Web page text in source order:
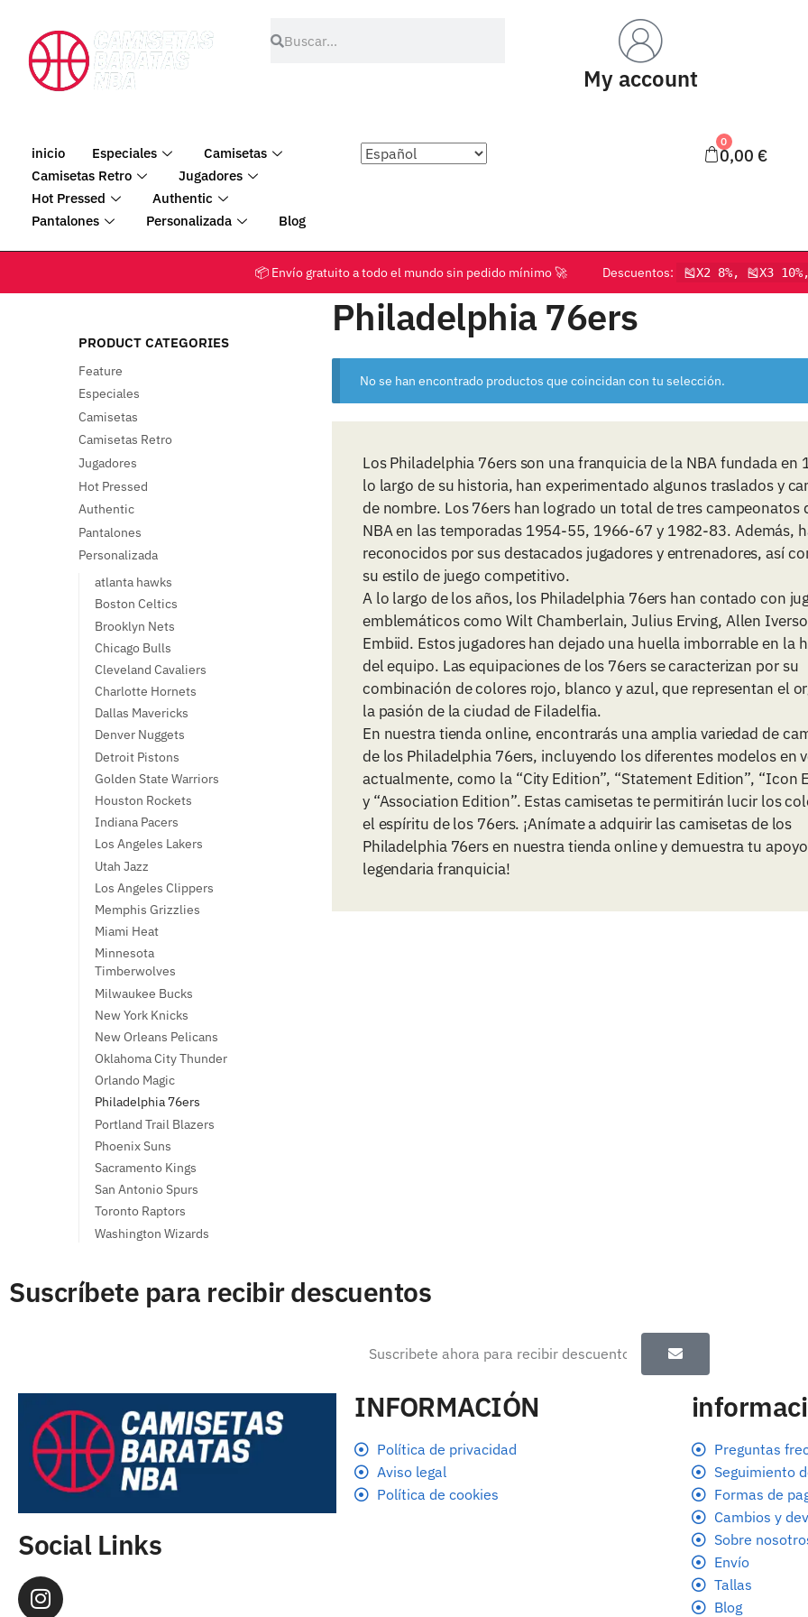
My account
inicio Especiales
Camisetas
Camisetas Retro
Jugadores
Hot Pressed
Authentic
Pantalones
Personalizada Blog
0
0,00 €
📦 Envío gratuito a todo el mundo sin pedido mínimo 🚀 Descuentos: 🎽X2 8%, 🎽X3
Philadelphia 76ers
Los Philadelphia 76ers son una franquicia de la NBA fundada en
lo largo de su historia, han experimentado algunos traslados y
de nombre. Los 76ers han logrado un total de tres campeonatos
NBA en las temporadas 1954-55, 1966-67 y 1982-83. Además,
reconocidos por sus destacados jugadores y entrenadores, así
su estilo de juego competitivo.
A lo largo de los años, los Philadelphia 76ers han contado con
emblemáticos como Wilt Chamberlain, Julius Erving, Allen
Embiid. Estos jugadores han dejado una huella imborrable en la
del equipo. Las equipaciones de los 76ers se caracterizan por su
combinación de colores rojo, blanco y azul, que representan el
la pasión de la ciudad de Filadelfia.
En nuestra tienda online, encontrarás una amplia variedad de
de los Philadelphia 76ers, incluyendo los diferentes modelos en
actualmente, como la “City Edition”, “Statement Edition”, “Icon
y “Association Edition”. Estas camisetas te permitirán lucir los
el espíritu de los 76ers. ¡Anímate a adquirir las camisetas de los
Philadelphia 76ers en nuestra tienda online y demuestra tu
legendaria franquicia!
No se han encontrado productos que coincidan con tu selección.
PRODUCT CATEGORIES
Feature
Especiales
Camisetas
Camisetas Retro
Jugadores
Hot Pressed
Authentic
Pantalones
Personalizada
atlanta hawks
Boston Celtics
Brooklyn Nets
Chicago Bulls
Cleveland Cavaliers
Charlotte Hornets
Dallas Mavericks
Denver Nuggets
Detroit Pistons
Golden State Warriors
Houston Rockets
Indiana Pacers
Los Angeles Lakers
Utah Jazz
Los Angeles Clippers
Memphis Grizzlies
Miami Heat
Minnesota
Timberwolves
Milwaukee Bucks
New York Knicks
New Orleans Pelicans
Oklahoma City Thunder
Orlando Magic
Philadelphia 76ers
Portland Trail Blazers
Phoenix Suns
Sacramento Kings
San Antonio Spurs
Toronto Raptors
Washington Wizards
Suscríbete para recibir descuentos
Social Links
INFORMACIÓN
Política de privacidad
Aviso legal
Política de cookies
Preguntas
Seguimiento
Formas de
Cambios y
Sobre
Envío
Tallas
Blog